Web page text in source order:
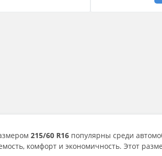
215/60 R16 популярны среди
комфорт и экономичность. Этот